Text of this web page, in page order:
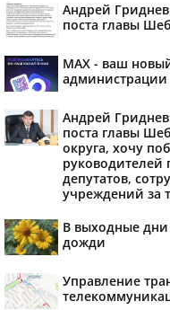
Андрей
поста главы
MAX - ваш
администрации
Андрей
поста главы
округа, хочу
руководителей
депутатов,
учреждений за
В выходные
дожди
Управление